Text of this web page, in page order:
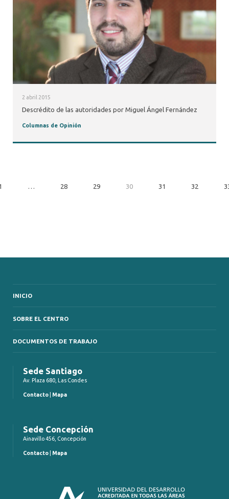
2 abril 2015
Descrédito de las autoridades por Miguel Ángel Fernández
Columnas de Opinión
… 28 29 30 31 32
INICIO
SOBRE EL CENTRO
DOCUMENTOS DE TRABAJO
Sede Santiago
Av. Plaza 680, Las Condes
Contacto Mapa
Sede Concepción
Ainavillo 456, Concepción
Contacto Mapa